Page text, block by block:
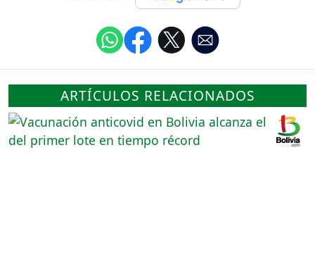
ARTÍCULOS RELACIONADOS